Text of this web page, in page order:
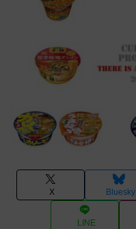
X Bluesky
LINE